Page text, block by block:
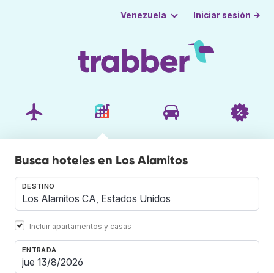
Venezuela Iniciar sesión →
Busca hoteles en Los Alamitos
DESTINO
Incluir apartamentos y casas
ENTRADA